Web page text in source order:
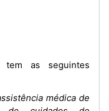
tem as seguintes
médica de